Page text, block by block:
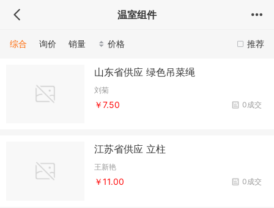
温室组件
推荐
综合 询价 销量 价格
山东省供应 绿色吊菜绳
刘菊
0成交
￥7.50
江苏省供应 立柱
王新艳
0成交
￥11.00